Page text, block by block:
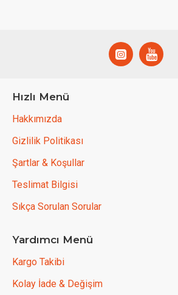
Hızlı Menü
Hakkımızda
Gizlilik Politikası
Şartlar & Koşullar
Teslimat Bilgisi
Sıkça Sorulan Sorular
Yardımcı Menü
Kargo Takibi
Kolay İade & Değişim